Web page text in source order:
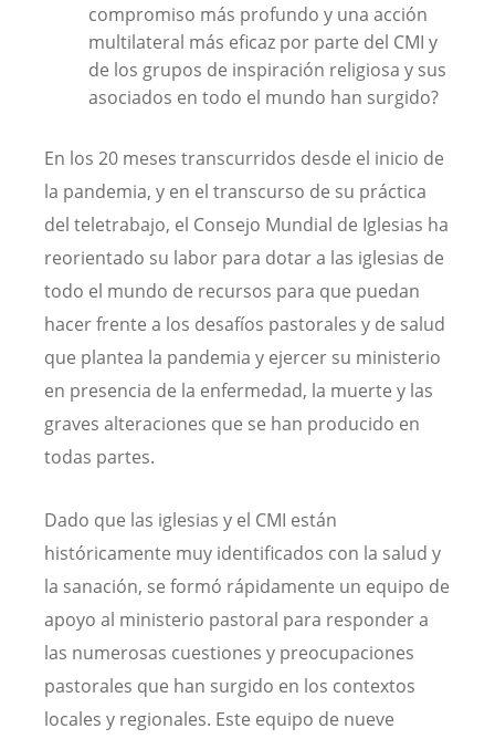
compromiso más profundo y una acción
multilateral más eficaz por parte del CMI y
de los grupos de inspiración religiosa y sus
asociados en todo el mundo han surgido?
En los 20 meses transcurridos desde el inicio de
la pandemia, y en el transcurso de su práctica
del teletrabajo, el Consejo Mundial de Iglesias ha
reorientado su labor para dotar a las iglesias de
todo el mundo de recursos para que puedan
hacer frente a los desafíos pastorales y de salud
que plantea la pandemia y ejercer su ministerio
en presencia de la enfermedad, la muerte y las
graves alteraciones que se han producido en
todas partes.
Dado que las iglesias y el CMI están
históricamente muy identificados con la salud y
la sanación, se formó rápidamente un equipo de
apoyo al ministerio pastoral para responder a
las numerosas cuestiones y preocupaciones
pastorales que han surgido en los contextos
locales y regionales. Este equipo de nueve